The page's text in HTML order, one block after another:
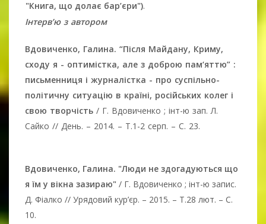
"Книга, що долає бар’єри").
Інтерв’ю з автором
Вдовиченко, Галина. “Після Майдану, Криму,
сходу я - оптимістка, але з доброю пам‘яттю” :
письменниця і журналістка - про суспільно-
політичну ситуацію в країні, російських колег і
свою творчість / Г. Вдовиченко ; інт-ю зап. Л.
Сайко // День. – 2014. – Т.1-2 серп. – C. 23.
Вдовиченко, Галина. "Люди не здогадуються що
я їм у вікна зазираю" / Г. Вдовиченко ; інт-ю запис.
Д. Фіалко // Урядовий кур’єр. – 2015. – Т.28 лют. – C.
10.